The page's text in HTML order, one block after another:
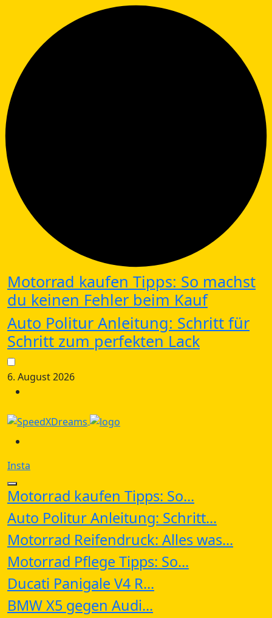
Motorrad kaufen Tipps: So machst
du keinen Fehler beim Kauf
Auto Politur Anleitung: Schritt für
Schritt zum perfekten Lack
6. August 2026
Insta
Motorrad kaufen Tipps: So...
Auto Politur Anleitung: Schritt...
Motorrad Reifendruck: Alles was...
Motorrad Pflege Tipps: So...
Ducati Panigale V4 R...
BMW X5 gegen Audi...